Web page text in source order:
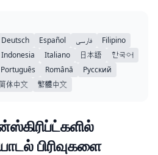
Deutsch Español فارسی
Filipino
Italiano 日本語
한국어
Português Română
Русский
体中文 繁體中文
பிரிவுகளை